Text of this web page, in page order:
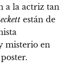
a la actriz tan
están de
misterio en
.